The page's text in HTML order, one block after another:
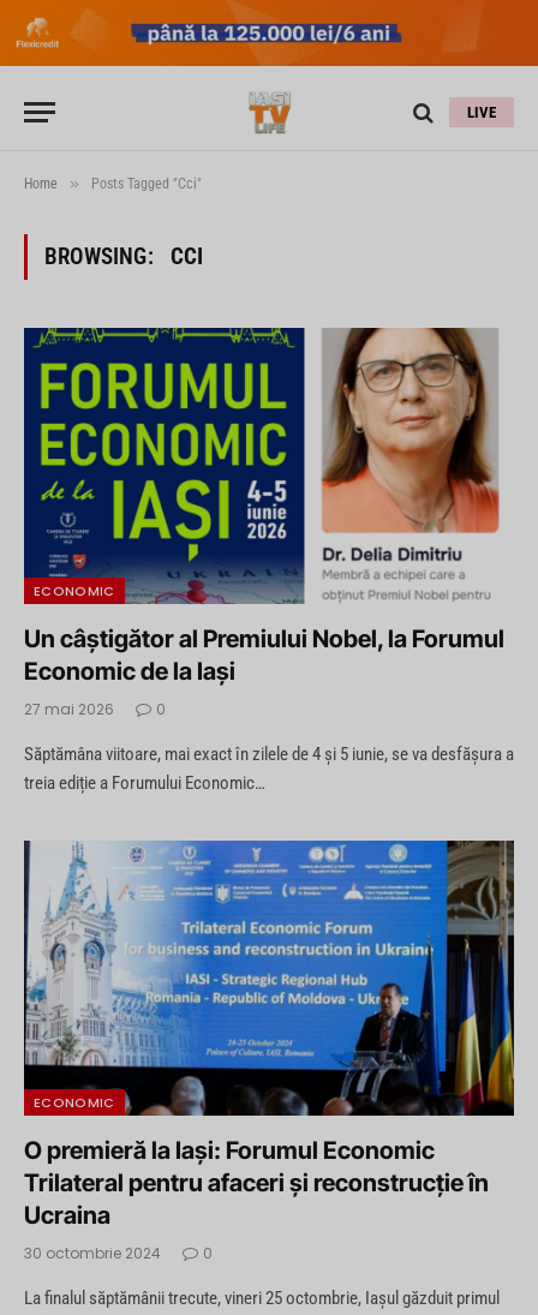
LIVE
Home » Posts Tagged "Cci"
BROWSING: CCI
ECONOMIC
Un câștigător al Premiului Nobel, la Forumul
Economic de la Iași
27 mai 2026 0
Săptămâna viitoare, mai exact în zilele de 4 și 5 iunie, se va desfășura a
treia ediție a Forumului Economic…
ECONOMIC
O premieră la Iași: Forumul Economic
Trilateral pentru afaceri și reconstrucție în
Ucraina
30 octombrie 2024 0
La finalul săptămânii trecute, vineri 25 octombrie, Iașul găzduit primul